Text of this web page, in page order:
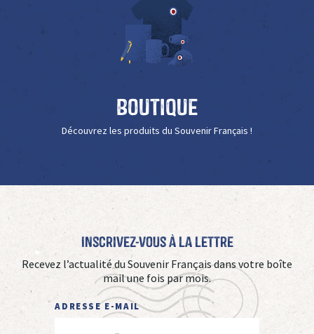
Boutique
Découvrez les produits du Souvenir Français !
Inscrivez-vous à La Lettre
Recevez l’actualité du Souvenir Français dans votre boîte
mail une fois par mois.
ADRESSE E-MAIL